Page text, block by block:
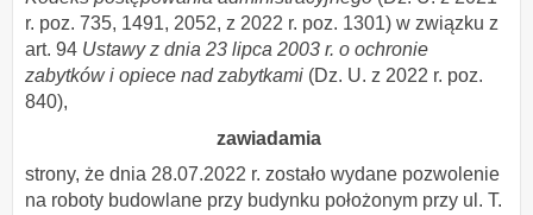
r. poz. 735, 1491, 2052, z 2022 r. poz. 1301) w związku z
art. 94 Ustawy z dnia 23 lipca 2003 r. o ochronie
zabytków i opiece nad zabytkami (Dz. U. z 2022 r. poz.
840),
zawiadamia
strony, że dnia 28.07.2022 r. zostało wydane pozwolenie
na roboty budowlane przy budynku położonym przy ul. T.